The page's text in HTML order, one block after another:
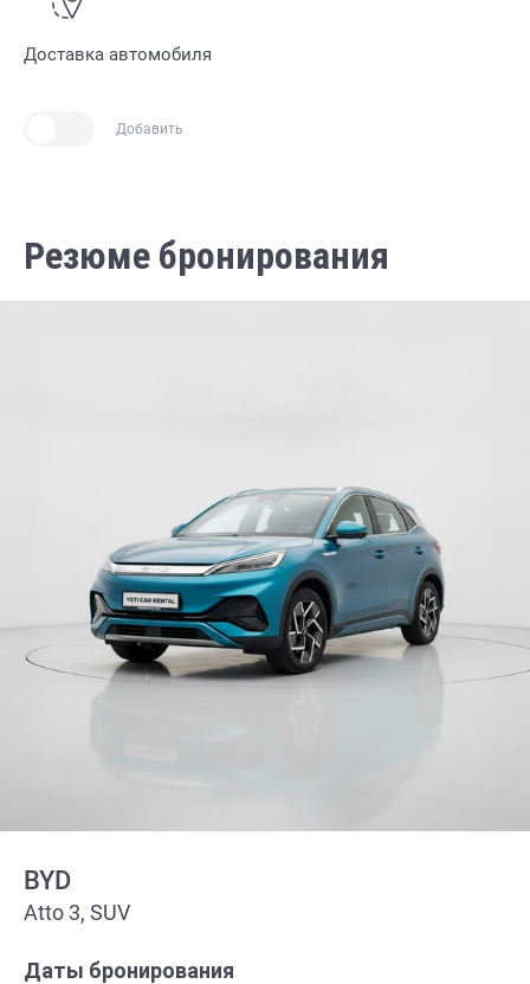
Доставка автомобиля
Добавить
Резюме бронирования
BYD
Atto 3, SUV
Даты бронирования